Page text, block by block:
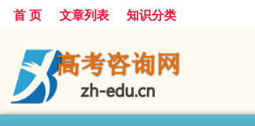
首 页 文章列表 知识分类